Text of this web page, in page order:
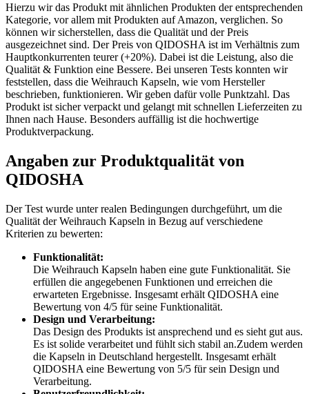
Hierzu wir das Produkt mit ähnlichen Produkten der entsprechenden
Kategorie, vor allem mit Produkten auf Amazon, verglichen. So
können wir sicherstellen, dass die Qualität und der Preis
ausgezeichnet sind. Der Preis von QIDOSHA ist im Verhältnis zum
Hauptkonkurrenten teurer (+20%). Dabei ist die Leistung, also die
Qualität & Funktion eine Bessere. Bei unseren Tests konnten wir
feststellen, dass die Weihrauch Kapseln, wie vom Hersteller
beschrieben, funktionieren. Wir geben dafür volle Punktzahl. Das
Produkt ist sicher verpackt und gelangt mit schnellen Lieferzeiten zu
Ihnen nach Hause. Besonders auffällig ist die hochwertige
Produktverpackung.
Angaben zur Produktqualität von
QIDOSHA
Der Test wurde unter realen Bedingungen durchgeführt, um die
Qualität der Weihrauch Kapseln in Bezug auf verschiedene
Kriterien zu bewerten:
Funktionalität:
Die Weihrauch Kapseln haben eine gute Funktionalität. Sie
erfüllen die angegebenen Funktionen und erreichen die
erwarteten Ergebnisse. Insgesamt erhält QIDOSHA eine
Bewertung von 4/5 für seine Funktionalität.
Design und Verarbeitung:
Das Design des Produkts ist ansprechend und es sieht gut aus.
Es ist solide verarbeitet und fühlt sich stabil an.Zudem werden
die Kapseln in Deutschland hergestellt. Insgesamt erhält
QIDOSHA eine Bewertung von 5/5 für sein Design und
Verarbeitung.